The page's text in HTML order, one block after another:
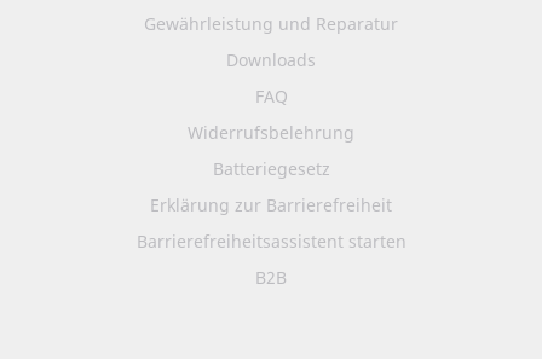
Gewährleistung und Reparatur
Downloads
FAQ
Widerrufsbelehrung
Batteriegesetz
Erklärung zur Barrierefreiheit
Barrierefreiheitsassistent starten
B2B